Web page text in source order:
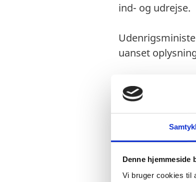
Denne hjemmeside
Vi bruger cookies til
ind- og udrejse.
uanset
Visumpligt.
yderligere